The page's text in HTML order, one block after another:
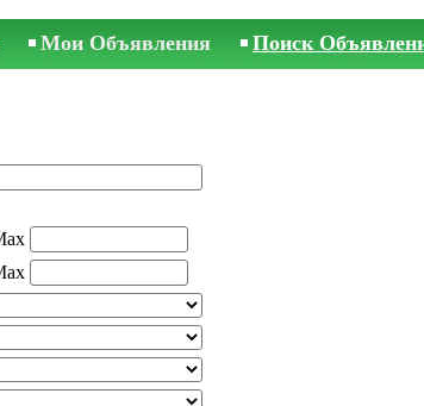
Мои Объявления Поиск